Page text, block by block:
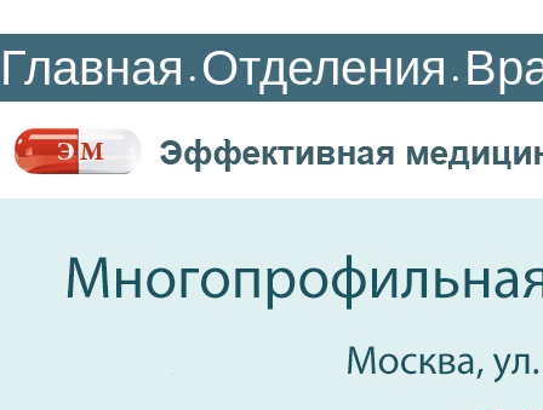
Главная • Отделения •